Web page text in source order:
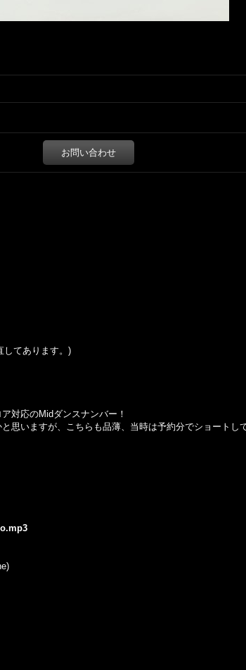
お問い合わせ
してあります。)
対応のMidダンスナンバー！
思いますが、こちらも品薄、当時は予約分でショートし